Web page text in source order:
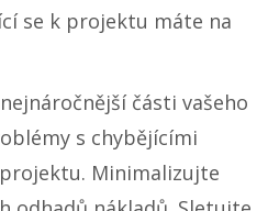
se k projektu máte na
části vašeho
s chybějícími
Minimalizujte